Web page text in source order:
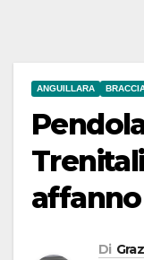
ANGUILLARA
affanno
Di